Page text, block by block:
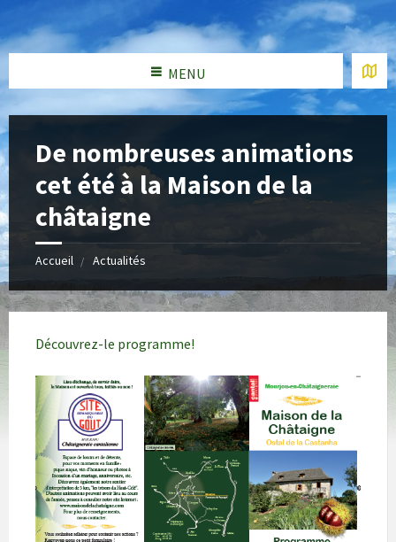
MENU
De nombreuses animations
cet été à la Maison de la
châtaigne
Accueil Actualités
Découvrez-le programme!